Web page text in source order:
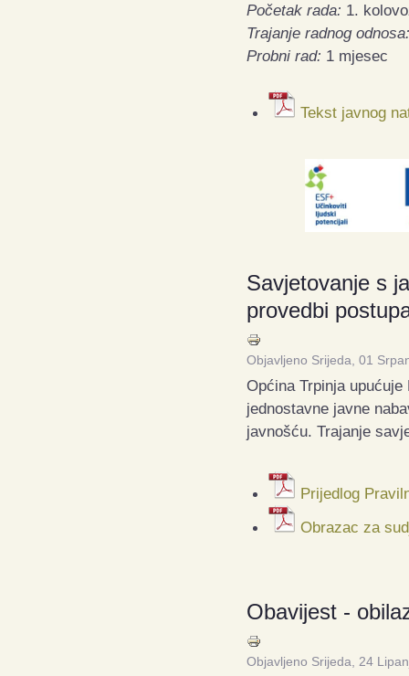
Početak rada: 1.
Trajanje radnog odnosa:
Probni rad: 1 mjesec
Tekst javnog
Savjetovanje s
provedbi
Objavljeno Srijeda, 01
Općina Trpinja
jednostavne javne
javnošću. Trajanje
Prijedlog
Obrazac za
Obavijest -
Objavljeno Srijeda, 24